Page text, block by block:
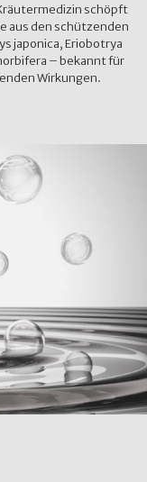
schöpft
aus den schützenden
japonica, Eriobotrya
– bekannt für
Wirkungen.